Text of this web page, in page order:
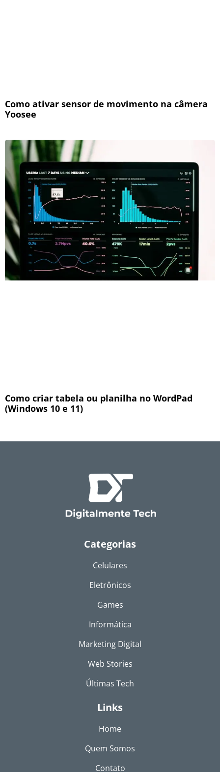
Como ativar sensor de movimento na câmera
Yoosee
Como criar tabela ou planilha no WordPad
(Windows 10 e 11)
Categorias
Celulares
Eletrônicos
Games
Informática
Marketing Digital
Web Stories
Últimas Tech
Links
Home
Quem Somos
Contato